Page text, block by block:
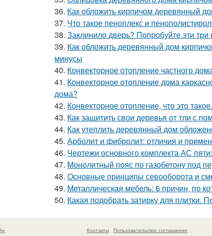
36. Как обложить кирпичом деревянный
37. Что такое пеноплекс и
38. Заклинило дверь? Попробуйте эти
39. Как обложить деревянный дом
минусы
40. Конвекторное отопление частного
41. Конвекторное отопление дома
дома?
42. Конвекторное отопление, что это
43. Как защитить свои деревья от тли с
44. Как утеплить деревянный дом
45. Арболит и фибролит: отличия и
46. Чертежи основного комплекта АС
47. Монолитный пояс по газобетону под
48. Основные принципы севооборота и
49. Металлическая мебель: 6 причин, по
50. Какая подобрать затирку для плитки.
Контакты Пользовательское соглашение